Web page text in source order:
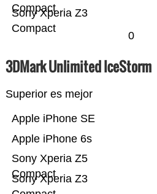
Sony Xperia Z3
Compact
Compact
0
3DMark Unlimited IceStorm
Superior es mejor
Sony Xperia Z3
Sony Xperia Z5
Compact
Apple iPhone 6s
Apple iPhone SE